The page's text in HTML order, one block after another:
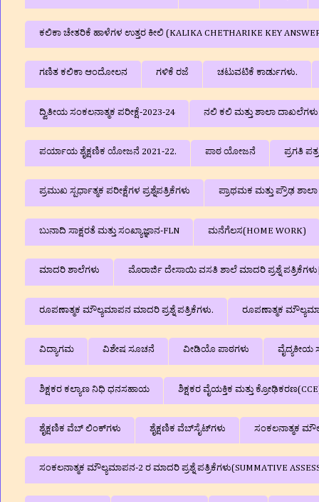
ಕಲಿಕಾ ಚೇತರಿಕೆ ಹಾಳೆಗಳ ಉತ್ತರ ಕೀಲಿ (KALIKA CHETHARIKE KEY
ಗಣಿತ ಕಲಿಕಾ ಆಂದೋಲನ ಗಳಿಕೆ ರಜೆ ಚಟುವಟಿಕೆ ಕಾರ್ಡುಗಳು.
ದ್ವಿತೀಯ ಸಂಕಲನಾತ್ಮಕ ಪರೀಕ್ಷೆ-2023-24 ನಲಿ ಕಲಿ ಮತ್ತು ಶಾಲಾ ದಾಖಲೆಗಳು
ಪರ್ಯಾಯ ಶೈಕ್ಷಣಿಕ ಯೋಜನೆ 2021-22. ಪಾಠ ಯೋಜನೆ ಪ್ರಗತಿ
ಪ್ರಮುಖ ಸ್ಪರ್ಧಾತ್ಮಕ ಪರೀಕ್ಷೆಗಳ ಪ್ರಶ್ನೆಪತ್ರಿಕೆಗಳು ಪ್ರಾಥಮಕ ಮತ್ತು ಪ್ರೌಢ ಶಾಲಾ
ಬುನಾದಿ ಸಾಕ್ಷರತೆ ಮತ್ತು ಸಂಖ್ಯಾಜ್ಞಾನ-FLN ಮನೆಗೆಲಸ(HOME WORK)
ಮಾದರಿ ಶಾಲೆಗಳು ಮೊರಾರ್ಜಿ ದೇಸಾಯಿ ವಸತಿ ಶಾಲೆ ಮಾದರಿ ಪ್ರಶ್ನೆ
ರೂಪಣಾತ್ಮಕ ಮೌಲ್ಯಮಾಪನ ಮಾದರಿ ಪ್ರಶ್ನೆ ಪತ್ರಿಕೆಗಳು. ರೂಪಣಾತ್ಮಕ
ವಿದ್ಯಾಗಮ ವಿಶೇಷ ಸೂಚನೆ ವೀಡಿಯೊ ಪಾಠಗಳು ವೈದ್ಯಕೀಯ
ಶಿಕ್ಷಕರ ಕಲ್ಯಾಣ ನಿಧಿ ಧನಸಹಾಯ ಶಿಕ್ಷಕರ ವೈಯಕ್ತಿಕ ಮತ್ತು
ಶೈಕ್ಷಣಿಕ ವೆಬ್‌ ಲಿಂಕ್‌ಗಳು ಶೈಕ್ಷಣಿಕ ವೆಬ್‌ಸೈಟ್‌ಗಳು ಸಂಕಲನಾತ್ಮಕ
ಸಂಕಲನಾತ್ಮಕ ಮೌಲ್ಯಮಾಪನ-2 ರ ಮಾದರಿ ಪ್ರಶ್ನೆ ಪತ್ರಿಕೆಗಳು(SUMMATIVE